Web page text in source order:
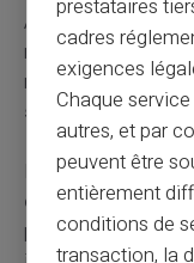
Anticipez les
novembre 2026,
mêmes règles
solvabilité
Pour savoir si
consultez
par courrier avec
prestataires
cadres
exigences
Chaque
autres, et par
peuvent être
entièrement
conditions de
transaction, la